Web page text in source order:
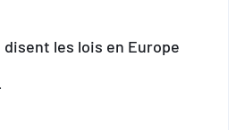
les lois en Europe